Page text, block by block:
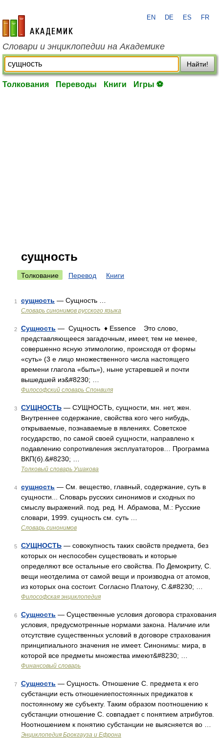
academic.ru
EN DE ES FR
Словари и энциклопедии на Академике
Найти!
Толкования Переводы Книги Игры ⚽
сущность
Толкование Перевод Книги
1 сущность — Сущность …
Словарь синонимов русского языка
2 Сущность — Сущность ♦ Essence Это слово,
представляющееся загадочным, имеет, тем не менее,
совершенно ясную этимологию, происходя от формы
«суть» (3 е лицо множественного числа настоящего
времени глагола «быть»), ныне устаревшей и почти
вышедшей из&#8230; …
Философский словарь Спонвиля
3 СУЩНОСТЬ — СУЩНОСТЬ, сущности, мн. нет, жен.
Внутреннее содержание, свойства кого чего нибудь,
открываемые, познаваемые в явлениях. Советское
государство, по самой своей сущности, направлено к
подавлению сопротивления эксплуататоров… Программа
ВКП(б).&#8230; …
Толковый словарь Ушакова
4 сущность — См. вещество, главный, содержание, суть в
сущности... Словарь русских синонимов и сходных по
смыслу выражений. под. ред. Н. Абрамова, М.: Русские
словари, 1999. сущность см. суть …
Словарь синонимов
5 СУЩНОСТЬ — совокупность таких свойств предмета, без
которых он неспособен существовать и которые
определяют все остальные его свойства. По Демокриту, С.
вещи неотделима от самой вещи и производна от атомов,
из которых она состоит. Согласно Платону, С.&#8230; …
Философская энциклопедия
6 Сущность — Существенные условия договора страхования
условия, предусмотренные нормами закона. Наличие или
отсутствие существенных условий в договоре страхования
принципиального значения не имеет. Синонимы: мира, в
которой все предметы множества имеют&#8230; …
Финансовый словарь
7 Сущность — Сущность. Отношение С. предмета к его
субстанции есть отношениепостоянных предикатов к
постоянному же субъекту. Таким образом поотношению к
субстанции отношение С. совпадает с понятием атрибутов.
Ноотношением к понятию субстанции не выясняется во …
Энциклопедия Брокгауза и Ефрона